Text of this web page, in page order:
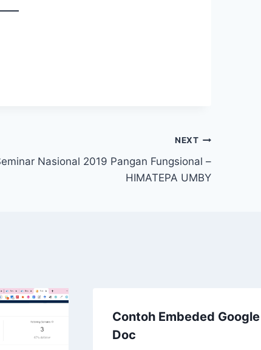
NEXT
Nasional 2019 Pangan Fungsional –
HIMATEPA UMBY
Contoh Embeded Google
Doc